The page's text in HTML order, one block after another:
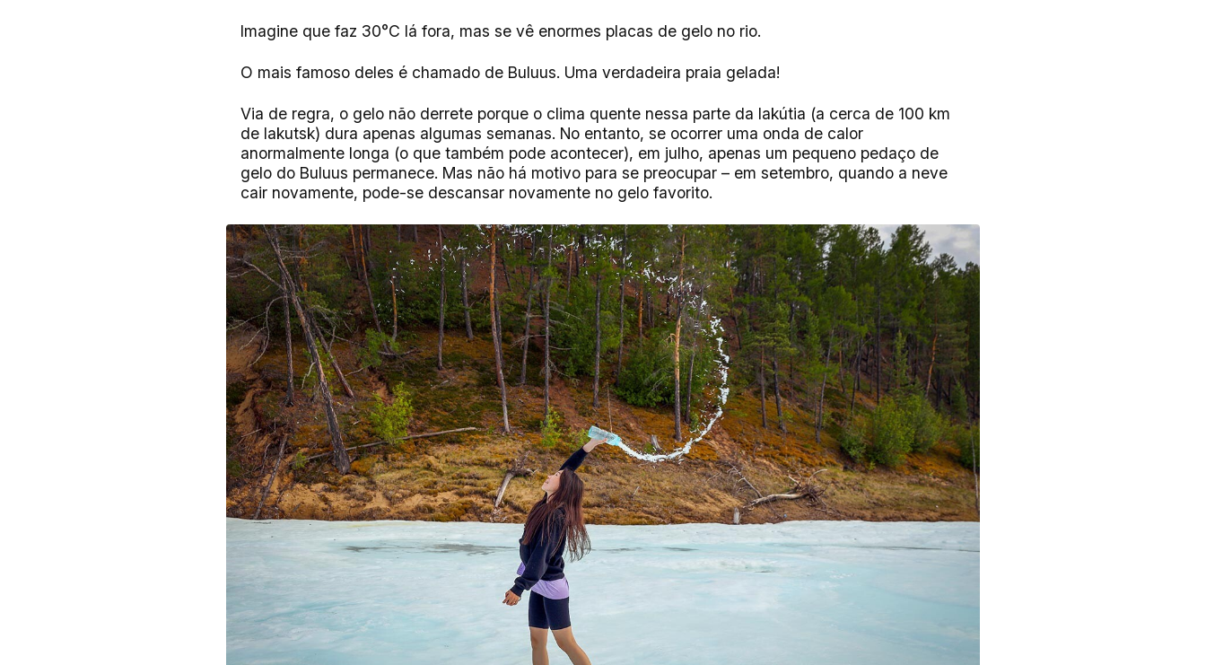
Imagine que faz 30°C lá fora, mas se vê enormes placas de gelo no rio.
O mais famoso deles é chamado de Buluus. Uma verdadeira praia gelada!
Via de regra, o gelo não derrete porque o clima quente nessa parte da Iakútia (a cerca de 100 km
de Iakutsk) dura apenas algumas semanas. No entanto, se ocorrer uma onda de calor
anormalmente longa (o que também pode acontecer), em julho, apenas um pequeno pedaço de
gelo do Buluus permanece. Mas não há motivo para se preocupar – em setembro, quando a neve
cair novamente, pode-se descansar novamente no gelo favorito.